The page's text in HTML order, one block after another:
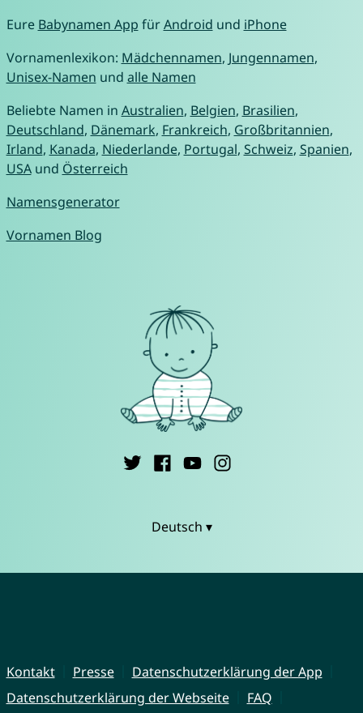
Eure Babynamen App fürAndroid und iPhone
Vornamenlexikon: Mädchennamen, Jungennamen,
Unisex-Namen und alle Namen
Beliebte Namen in Australien, Belgien, Brasilien,
Deutschland, Dänemark, Frankreich, Großbritannien,
Irland, Kanada, Niederlande, Portugal, Schweiz, Spanien,
USAund Österreich
Namensgenerator
Vornamen Blog
Deutsch ▾
Kontakt Presse
Datenschutzerklärung der App
Datenschutzerklärung der Webseite
FAQ